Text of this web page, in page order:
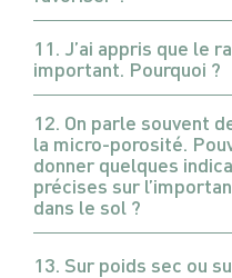
11. J’ai appris que le
important. Pourquoi ?
12. On parle souvent
la micro-porosité.
donner quelques
précises sur
dans le sol ?
13. Sur poids sec ou